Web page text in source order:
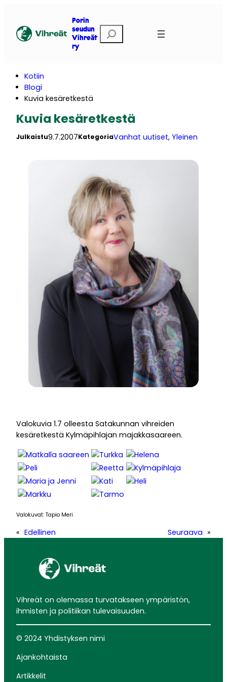
Porin
seudun
Vihreät
ry
t
Kotiin
Blogi
Kuvia kesäretkestä
Kuvia kesäretkestä
Julkaistu9.7.2007KategoriaVanhat uutiset, Yleinen
Valokuvia 1.7 olleesta Satakunnan vihreiden
kesäretkestä Kylmäpihlajan majakkasaareen.
Valokuvat: Tapio Meri
« Edellinen Seuraava »
Vihreät on olemassa turvatakseen ympäristön,
ihmisten ja politiikan tulevaisuuden.
© 2024 Yhdistyksen nimi
Ajankohtaista
Artikkelit